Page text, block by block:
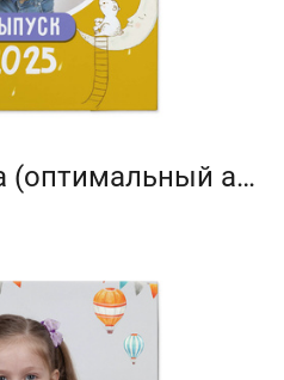
Планета Детства (оптимальный альбом)